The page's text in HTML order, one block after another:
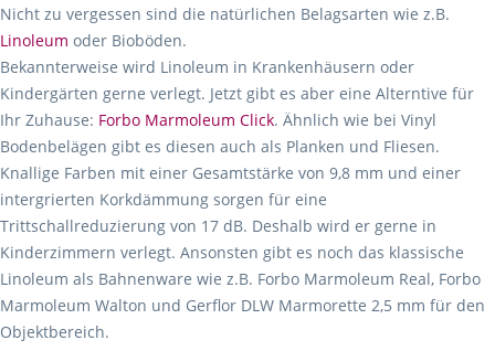
Nicht zu vergessen sind die natürlichen Belagsarten wie z.B.
Linoleum oder Bioböden.
Bekannterweise wird Linoleum in Krankenhäusern oder
Kindergärten gerne verlegt. Jetzt gibt es aber eine Alterntive für
Ihr Zuhause: Forbo Marmoleum Click. Ähnlich wie bei Vinyl
Bodenbelägen gibt es diesen auch als Planken und Fliesen.
Knallige Farben mit einer Gesamtstärke von 9,8 mm und einer
intergrierten Korkdämmung sorgen für eine
Trittschallreduzierung von 17 dB. Deshalb wird er gerne in
Kinderzimmern verlegt. Ansonsten gibt es noch das klassische
Linoleum als Bahnenware wie z.B. Forbo Marmoleum Real, Forbo
Marmoleum Walton und Gerflor DLW Marmorette 2,5 mm für den
Objektbereich.